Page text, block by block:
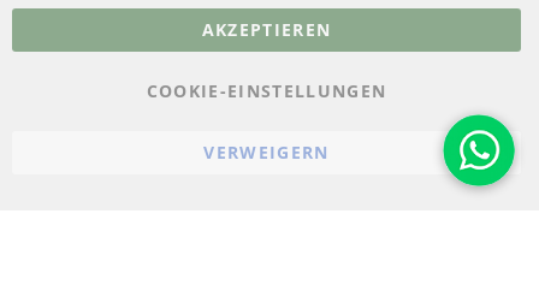
AKZEPTIEREN
COOKIE-EINSTELLUNGEN
VERWEIGERN